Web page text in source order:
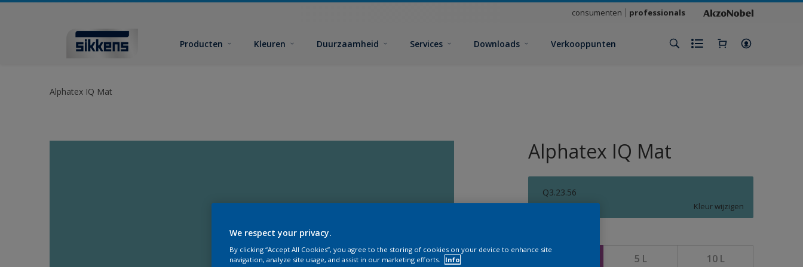
consumenten professionals
Producten Kleuren Duurzaamheid Services Downloads Verkooppunten
Alphatex IQ Mat
Alphatex IQ Mat
Q3.23.56
Kleur wijzigen
5 L 10 L
We respect your privacy.
By clicking “Accept All Cookies”, you agree to the storing of cookies on your device to enhance site
navigation, analyze site usage, and assist in our marketing efforts.
Info